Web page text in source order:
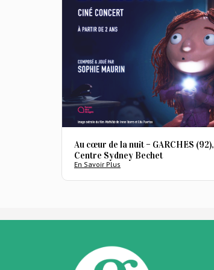
Au cœur de la nuit – GARCHES (92),
Centre Sydney Bechet
En Savoir Plus